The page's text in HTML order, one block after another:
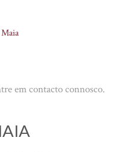
Maia
em contacto connosco.